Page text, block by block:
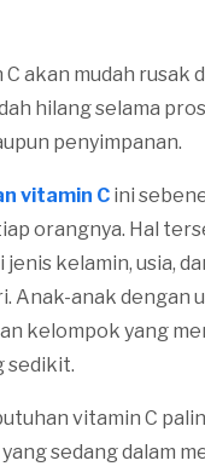
akan mudah rusak
hilang selama
penyimpanan.
vitamin C ini
orangnya. Hal
kelamin, usia,
Anak-anak dengan
kelompok yang
sedikit.
vitamin C
sedang dalam